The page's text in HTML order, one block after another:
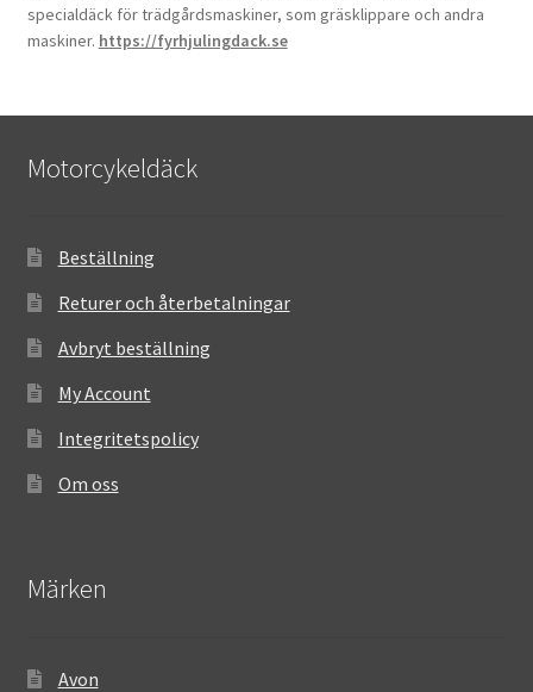
specialdäck för trädgårdsmaskiner, som gräsklippare och andra
maskiner. https://fyrhjulingdack.se
Motorcykeldäck
Beställning
Returer och återbetalningar
Avbryt beställning
My Account
Integritetspolicy
Om oss
Märken
Avon